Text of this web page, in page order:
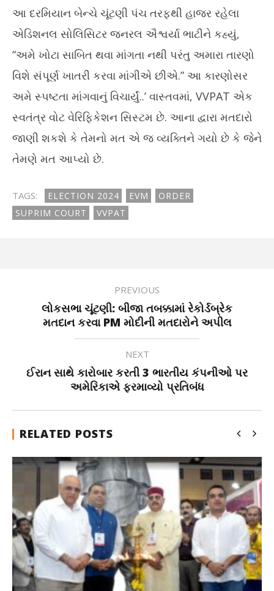
આ દરમિયાન બેન્ચે ચૂંટણી પંચ તરફથી હાજર રહેલા
એડિશનલ સોલિસિટર જનરલ ઐશ્વર્યા ભાટીને કહ્યું,
“અમે ખોટા સાબિત થવા માંગતા નથી પરંતુ અમારા તારણો
વિશે સંપૂર્ણ ખાતરી કરવા માંગીએ છીએ.” આ કારણોસર
અમે સ્પષ્ટતા માંગવાનું વિચાર્યું..’ વાસ્તવમાં, VVPAT એક
સ્વતંત્ર વોટ વેરિફિકેશન સિસ્ટમ છે. આના દ્વારા મતદારો
જાણી શકશે કે તેમનો મત એ જ વ્યક્તિને ગયો છે કે જેને
તેમણે મત આપ્યો છે.
TAGS: ELECTION 2024 EVM
ORDER
SUPRIM COURT
VVPAT
PREVIOUS
લોકસભા ચૂંટણી: બીજા તબક્કામાં રેકોર્ડબ્રેક
મતદાન કરવા PM મોદીની મતદારોને અપીલ
NEXT
ઈરાન સાથે કારોબાર કરતી 3 ભારતીય કંપનીઓ પર
અમેરિકાએ ફરમાવ્યો પ્રતિબંધ
RELATED POSTS